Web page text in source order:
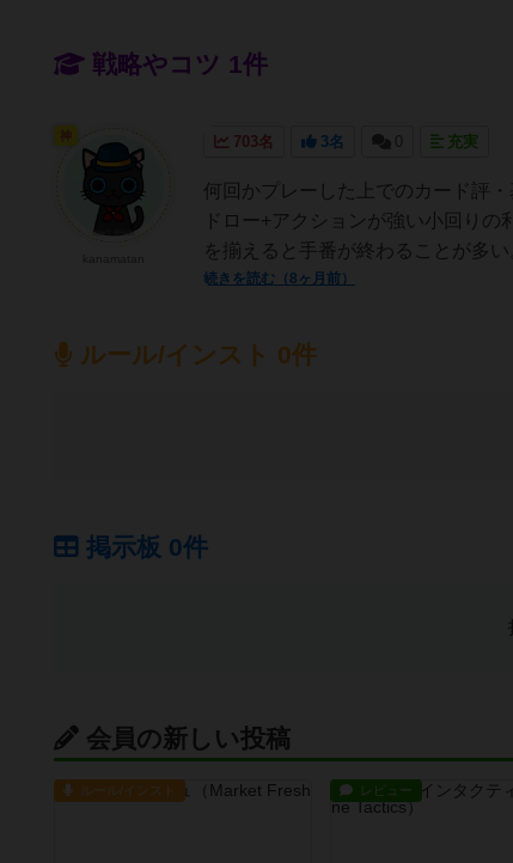
戦略やコツ 1件
703名 3名 0 充実
何回かプレーした上でのカード評
ドロー+アクションが強い小回り
を揃えると手番が終わることが多
続きを読む（8ヶ月前）
ルール/インスト 0件
掲示板 0件
会員の新しい投稿
ルール/インスト レビュー